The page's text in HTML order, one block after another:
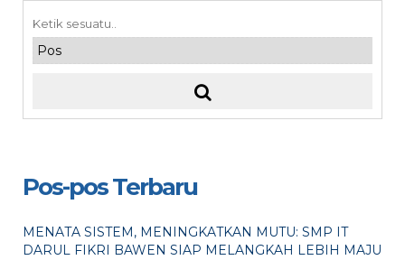
Pos-pos Terbaru
MENATA SISTEM, MENINGKATKAN MUTU: SMP IT
DARUL FIKRI BAWEN SIAP MELANGKAH LEBIH MAJU